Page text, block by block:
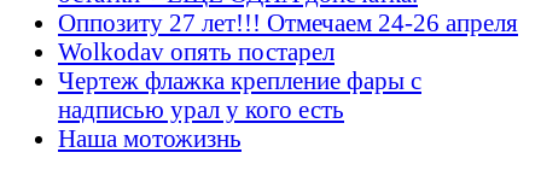
Оппозиту 27 лет!!! Отмечаем 24-26 апреля
Wolkodav опять постарел
Чертеж флажка крепление фары с
надписью урал у кого есть
Наша мотожизнь